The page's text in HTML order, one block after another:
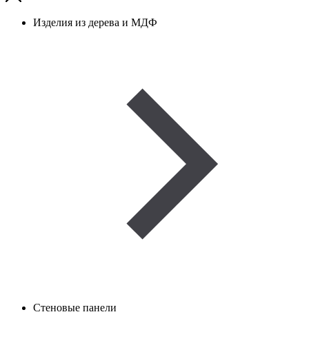
Изделия из дерева и МДФ
Стеновые панели